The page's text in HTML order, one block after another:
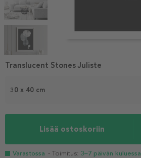
1
30 x 40 cm
Lisää ostoskoriin
Varastossa - Toimitus: 3–7 päivän kuluessa
Translucent Stones Juliste